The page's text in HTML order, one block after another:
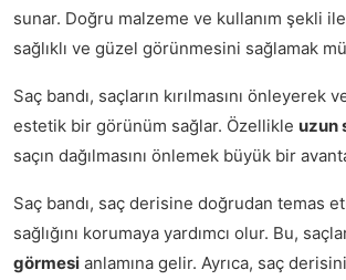
sunar. Doğru malzeme ve kullanım şekli
sağlıklı ve güzel görünmesini sağlamak
Saç bandı, saçların kırılmasını önleyerek
estetik bir görünüm sağlar. Özellikle uzun
saçın dağılmasını önlemek büyük bir
Saç bandı, saç derisine doğrudan temas
sağlığını korumaya yardımcı olur. Bu,
görmesi anlamına gelir. Ayrıca, saç